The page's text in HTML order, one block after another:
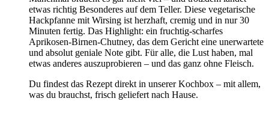
etwas richtig Besonderes auf dem Teller. Diese vegetarische
Hackpfanne mit Wirsing ist herzhaft, cremig und in nur 30
Minuten fertig. Das Highlight: ein fruchtig-scharfes
Aprikosen-Birnen-Chutney, das dem Gericht eine unerwartete
und absolut geniale Note gibt. Für alle, die Lust haben, mal
etwas anderes auszuprobieren – und das ganz ohne Fleisch.
Du findest das Rezept direkt in unserer Kochbox – mit allem,
was du brauchst, frisch geliefert nach Hause.